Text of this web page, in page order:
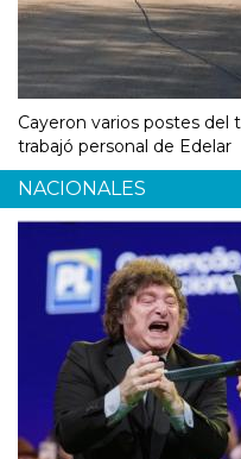
Cayeron varios postes
trabajó personal de Edelar
NACIONALES